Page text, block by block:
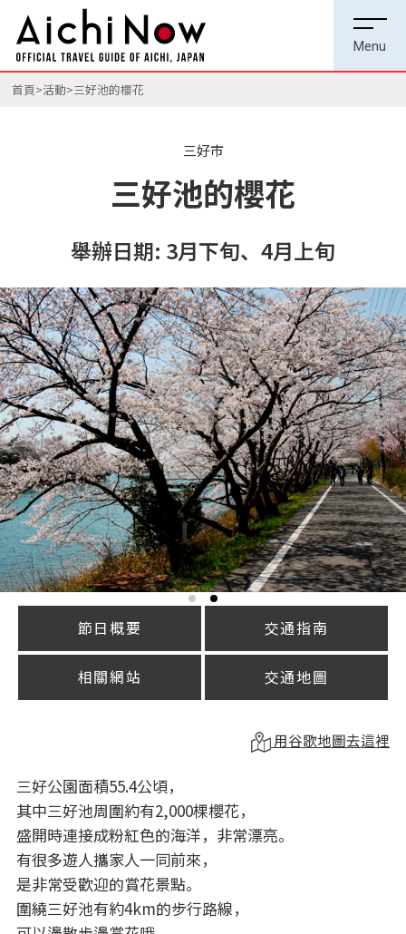
首頁 活動 三好池的櫻花
三好市
三好池的櫻花
舉辦日期: 3月下旬、4月上旬
節日概要 交通指南
相關網站 交通地圖
用谷歌地圖去這裡
三好公園面積55.4公頃，
其中三好池周圍約有2,000棵櫻花，
盛開時連接成粉紅色的海洋，非常漂亮。
有很多遊人攜家人一同前來，
是非常受歡迎的賞花景點。
圍繞三好池有約4km的步行路線，